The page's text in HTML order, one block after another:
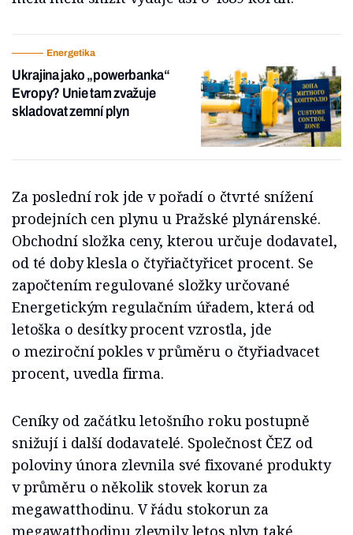
Energetika
Ukrajina jako „powerbanka“
Evropy? Unie tam zvažuje
skladovat zemní plyn
Za poslední rok jde v pořadí o čtvrté snížení
prodejních cen plynu u Pražské plynárenské.
Obchodní složka ceny, kterou určuje dodavatel,
od té doby klesla o čtyřiačtyřicet procent. Se
započtením regulované složky určované
Energetickým regulačním úřadem, která od
letoška o desítky procent vzrostla, jde
o meziroční pokles v průměru o čtyřiadvacet
procent, uvedla firma.
Ceníky od začátku letošního roku postupně
snižují i další dodavatelé. Společnost ČEZ od
poloviny února zlevnila své fixované produkty
v průměru o několik stovek korun za
megawatthodinu. V řádu stokorun za